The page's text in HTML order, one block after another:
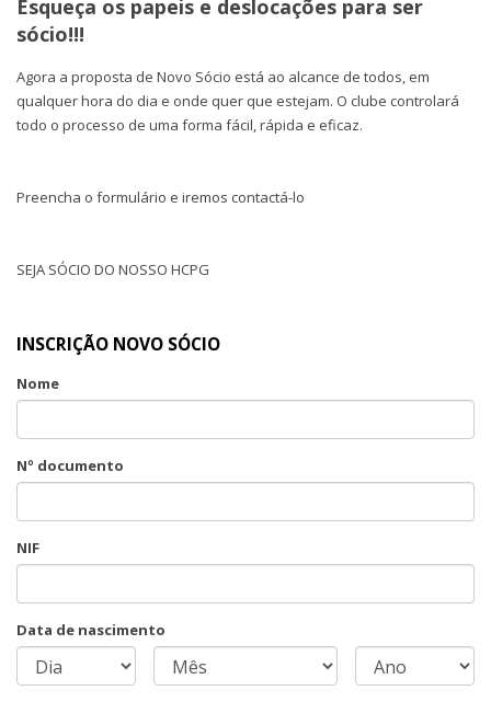
Esqueça os papeis e deslocações para ser
sócio!!!
Agora a proposta de Novo Sócio está ao alcance de todos, em
qualquer hora do dia e onde quer que estejam. O clube controlará
todo o processo de uma forma fácil, rápida e eficaz.
Preencha o formulário e iremos contactá-lo
SEJA SÓCIO DO NOSSO HCPG
INSCRIÇÃO NOVO SÓCIO
Nome
Nº documento
NIF
Data de nascimento